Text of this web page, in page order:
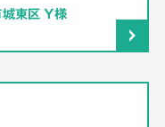
東区 Y様